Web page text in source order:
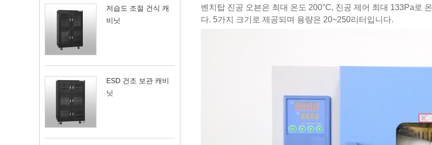
저습도 조절 건식 캐
비닛
ESD 건조 보관 캐비
닛
벤치탑 진공 오븐은 최대 온도 200°C, 진공 제어 최대 133Pa로
다. 5가지 크기로 제공되며 용량은 20~250리터입니다.